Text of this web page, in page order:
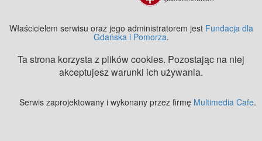
Właścicielem serwisu oraz jego administratorem jest Fundacja dla
Gdańska i Pomorza.
Ta strona korzysta z plików cookies. Pozostając na niej
akceptujesz warunki ich używania.
Serwis zaprojektowany i wykonany przez firmę Multimedia Cafe.